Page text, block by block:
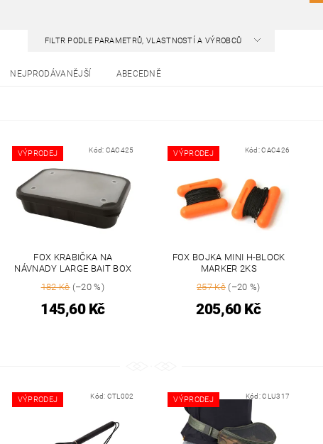
FILTR PODLE PARAMETRŮ, VLASTNOSTÍ A VÝROBCŮ
NEJPRODÁVANĚJŠÍ ABECEDNĚ
VÝPRODEJ Kód: CAC425
FOX KRABIČKA NA
NÁVNADY LARGE BAIT BOX
182 Kč(–20 %)
145,60 Kč
VÝPRODEJ Kód:CAC426
FOX BOJKA MINI H-BLOCK
MARKER 2KS
257 Kč(–20 %)
205,60 Kč
VÝPRODEJ Kód: CTL002 VÝPRODEJ Kód:CLU317